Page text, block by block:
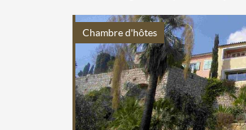
Chambre d'hôtes